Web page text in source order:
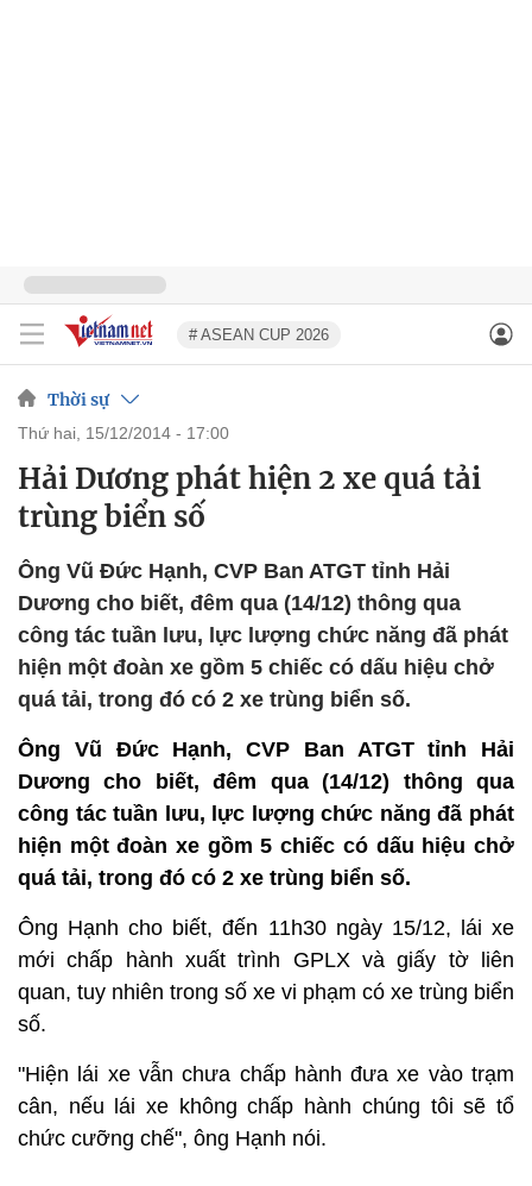
# ASEAN CUP 2026
Thời sự
thứ hai, 15/12/2014 - 17:00
Hải Dương phát hiện 2 xe quá tải
trùng biển số
Ông Vũ Đức Hạnh, CVP Ban ATGT tỉnh Hải
Dương cho biết, đêm qua (14/12) thông qua
công tác tuần lưu, lực lượng chức năng đã phát
hiện một đoàn xe gồm 5 chiếc có dấu hiệu chở
quá tải, trong đó có 2 xe trùng biển số.
Ông Vũ Đức Hạnh, CVP Ban ATGT tỉnh Hải
Dương cho biết, đêm qua (14/12) thông qua
công tác tuần lưu, lực lượng chức năng đã phát
hiện một đoàn xe gồm 5 chiếc có dấu hiệu chở
quá tải, trong đó có 2 xe trùng biển số.
Ông Hạnh cho biết, đến 11h30 ngày 15/12, lái xe
mới chấp hành xuất trình GPLX và giấy tờ liên
quan, tuy nhiên trong số xe vi phạm có xe trùng biển
số.
"Hiện lái xe vẫn chưa chấp hành đưa xe vào trạm
cân, nếu lái xe không chấp hành chúng tôi sẽ tổ
chức cưỡng chế", ông Hạnh nói.